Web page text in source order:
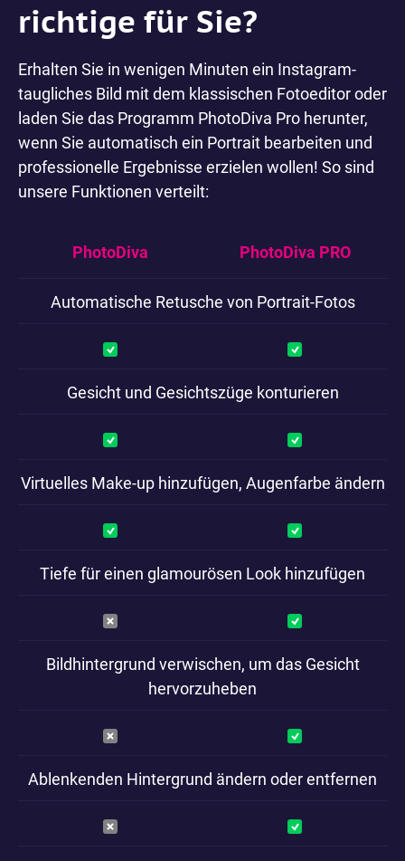
richtige für Sie?
Erhalten Sie in wenigen Minuten ein Instagram-
taugliches Bild mit dem klassischen Fotoeditor oder
laden Sie das Programm PhotoDiva Pro herunter,
wenn Sie automatisch ein Portrait bearbeiten und
professionelle Ergebnisse erzielen wollen! So sind
unsere Funktionen verteilt:
PhotoDiva PhotoDiva PRO
Automatische Retusche von Portrait-Fotos
Gesicht und Gesichtszüge konturieren
Virtuelles Make-up hinzufügen, Augenfarbe ändern
Tiefe für einen glamourösen Look hinzufügen
Bildhintergrund verwischen, um das Gesicht
hervorzuheben
Ablenkenden Hintergrund ändern oder entfernen